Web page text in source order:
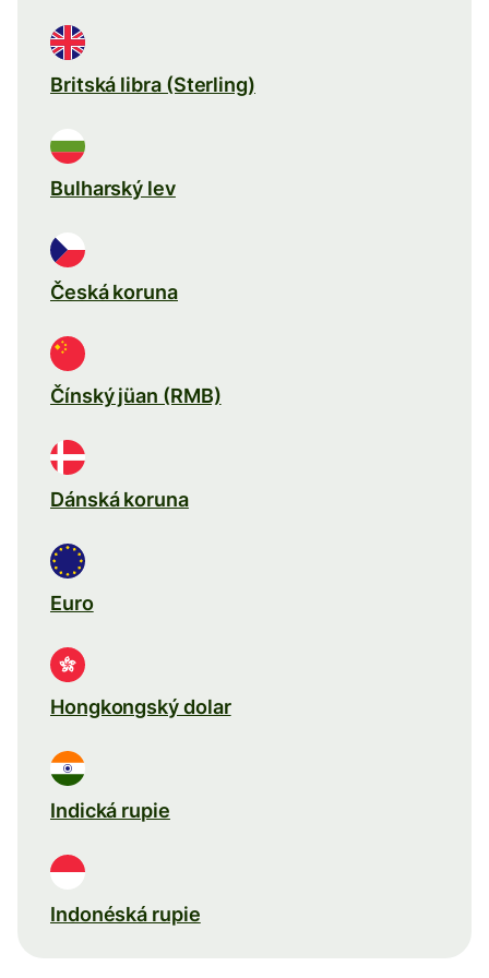
Britská libra (Sterling)
Bulharský lev
Česká koruna
Čínský jüan (RMB)
Dánská koruna
Euro
Hongkongský dolar
Indická rupie
Indonéská rupie